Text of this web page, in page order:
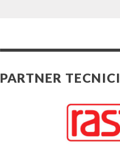
PARTNER TECNICI